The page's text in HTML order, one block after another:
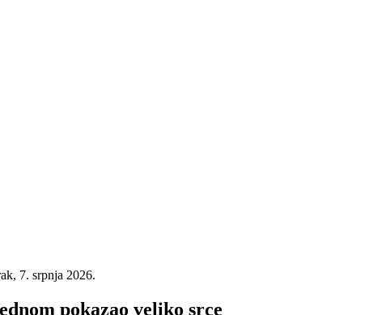
7. srpnja 2026.
pokazao veliko srce